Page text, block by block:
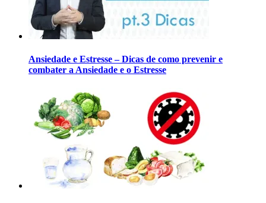
Ansiedade e Estresse – Dicas de como prevenir e
combater a Ansiedade e o Estresse